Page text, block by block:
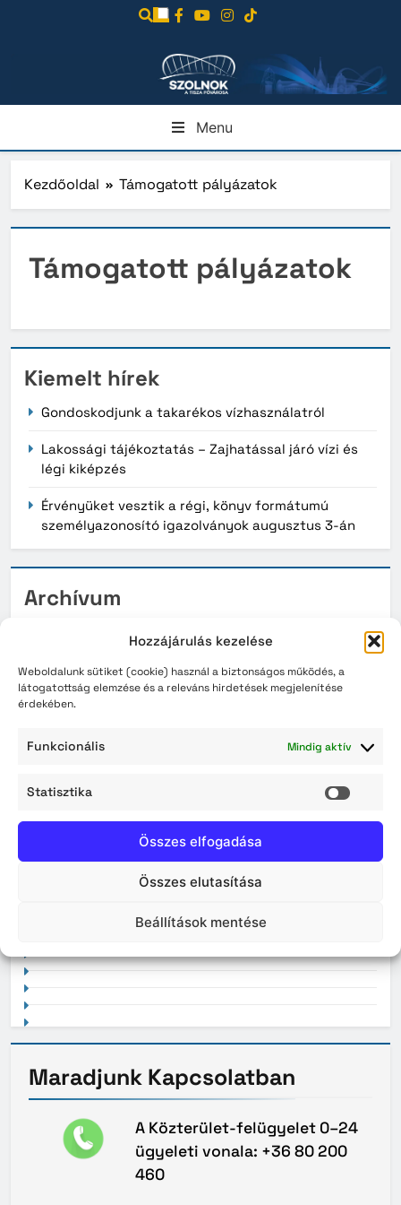
Hozzájárulás kezelése
Weboldalunk sütiket (cookie) használ a biztonságos működés, a
látogatottság elemzése és a releváns hirdetések megjelenítése
érdekében.
Funkcionális Mindig aktív
Statisztika
Összes elfogadása
Összes elutasítása
Beállítások mentése
Menu
Kezdőoldal Támogatott pályázatok
Támogatott pályázatok
Kiemelt hírek
Gondoskodjunk a takarékos vízhasználatról
Lakossági tájékoztatás – Zajhatással járó vízi és
légi kiképzés
Érvényüket vesztik a régi, könyv formátumú
személyazonosító igazolványok augusztus 3-án
Archívum
2026. augusztus
2026. július
2026. június
2026. május
Maradjunk Kapcsolatban
A Közterület-felügyelet 0–24
ügyeleti vonala: +36 80 200
460